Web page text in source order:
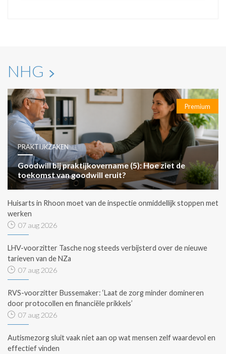
NHG
Premium
PRAKTIJKZAKEN
Goodwill bij praktijkovername (5): Hoe ziet de
toekomst van goodwill eruit?
Huisarts in Rhoon moet van de inspectie onmiddellijk stoppen met
werken
07 aug 2026
LHV-voorzitter Tasche nog steeds verbijsterd over de nieuwe
tarieven van de NZa
07 aug 2026
RVS-voorzitter Bussemaker: ‘Laat de zorg minder domineren
door protocollen en financiële prikkels’
07 aug 2026
Autismezorg sluit vaak niet aan op wat mensen zelf waardevol en
effectief vinden